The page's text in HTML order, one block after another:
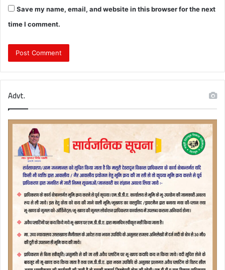
Save my name, email, and website in this browser for the next
time I comment.
Advt.